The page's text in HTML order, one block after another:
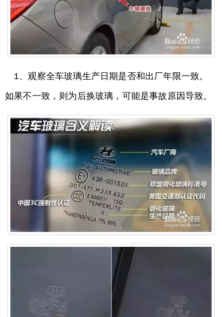
1、观察全车玻璃生产日期是否和出厂年限一致。
如果不一致，则为后换玻璃，可能是事故原因导致。